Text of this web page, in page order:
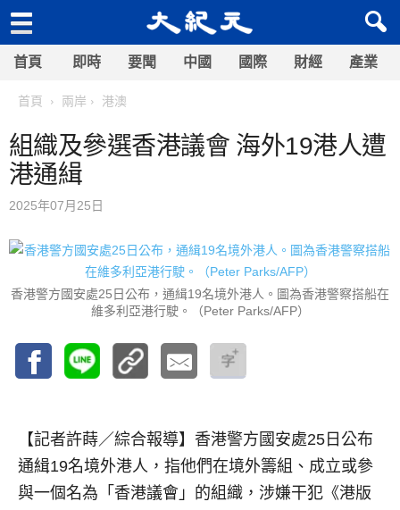
首頁 即時 要聞 中國 國際 財經 產業
首頁 兩岸 港澳
組織及參選香港議會 海外19港人遭
港通緝
2025年07月25日
香港警方國安處25日公布，通緝19名境外港人。圖為香港警察搭船在
維多利亞港行駛。（Peter Parks/AFP）
【記者許蒔／綜合報導】 香港警方國安處25日公布
通緝19名境外港人，指他們在境外籌組、成立或參
與一個名為「香港議會」的組織，涉嫌干犯《港版